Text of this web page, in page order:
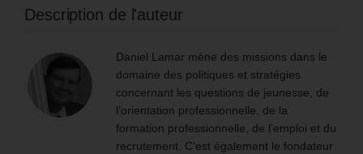
Description de l'auteur
Daniel Lamar mène des missions dans le
domaine des politiques et stratégies
concernant les questions de jeunesse, de
l’orientation professionnelle, de la
formation professionnelle, de l’emploi et du
recrutement. C'est également le fondateur